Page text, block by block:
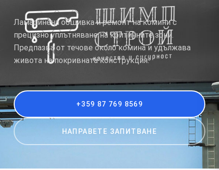
Ламаринена обшивка и ремонт на комини с
прецизно уплътняване на критичните зони.
Предпазва от течове около комина и удължава
живота на покривната конструкция.
+359 87 769 8569
НАПРАВЕТЕ ЗАПИТВАНЕ